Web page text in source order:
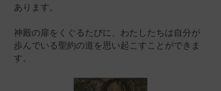
あります。
神殿の扉をくぐるたびに、わたしたちは自分が
歩んでいる聖約の道を思い起こすことができま
す。